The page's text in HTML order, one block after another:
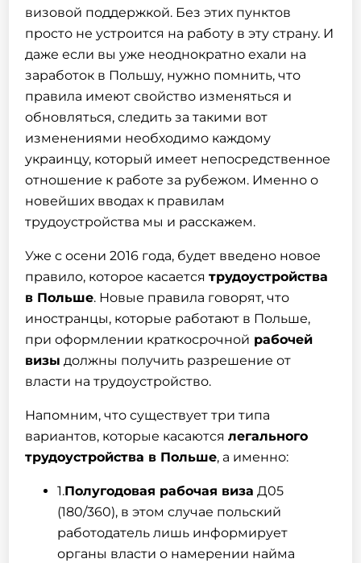
визовой поддержкой. Без этих пунктов
просто не устроится на работу в эту страну. И
даже если вы уже неоднократно ехали на
заработок в Польшу, нужно помнить, что
правила имеют свойство изменяться и
обновляться, следить за такими вот
изменениями необходимо каждому
украинцу, который имеет непосредственное
отношение к работе за рубежом. Именно о
новейших вводах к правилам
трудоустройства мы и расскажем.
Уже с осени 2016 года, будет введено новое
правило, которое касаетсятрудоустройства
в Польше. Новые правила говорят, что
иностранцы, которые работают в Польше,
при оформлении краткосрочной рабочей
визы должны получить разрешение от
власти на трудоустройство.
Напомним, что существует три типа
вариантов, которые касаютсялегального
трудоустройства в Польше, а именно:
1.Полугодовая рабочая виза Д05
(180/360), в этом случае польский
работодатель лишь информирует
органы власти о намерении найма